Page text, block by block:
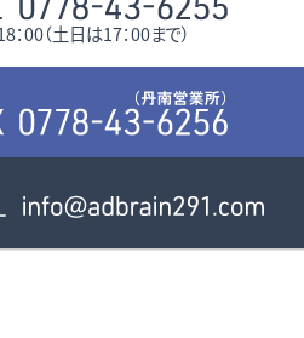
00（土日は17：00まで）